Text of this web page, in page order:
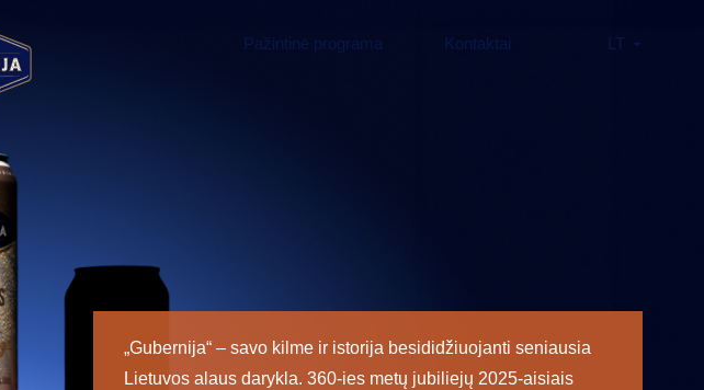
Pažintinė programa Kontaktai LT
„Gubernija“ ​​– savo kilme ir istorija besididžiuojanti seniausia
Lietuvos alaus darykla. 360-ies metų jubiliejų 2025-aisiais